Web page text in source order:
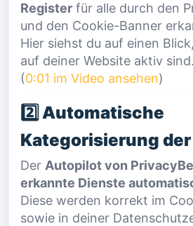
Register für alle durch den
und den Cookie-Banner
Hier siehst du auf einen
auf deiner Website aktiv sind.
(0:01 im Video ansehen)
2️⃣ Automatische
Kategorisierung
Der Autopilot von
erkannte Dienste
Diese werden korrekt im
sowie in deiner